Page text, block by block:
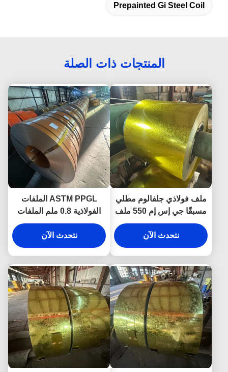
Prepainted Gi Steel Coil
المنتجات ذات الصلة
ملف فولاذي جلفالوم مطلي
مسبقًا جي إس إم 550 ملف
فولاذي PPGi
نتحدث الآن
ASTM PPGL الملفات
الفولاذية 0.8 ملم الملفات
المطلية بالزنك
نتحدث الآن